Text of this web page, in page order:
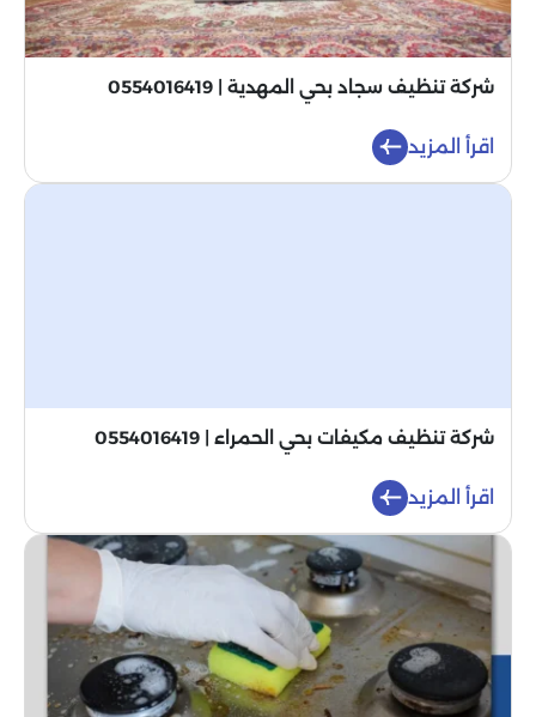
شركة تنظيف سجاد بحي المهدية | 0554016419
اقرأ المزيد
شركة تنظيف مكيفات بحي الحمراء | 0554016419
اقرأ المزيد